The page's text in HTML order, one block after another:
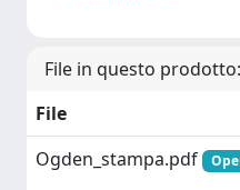
File in questo prodotto:
File
Ogden_stampa.pdf